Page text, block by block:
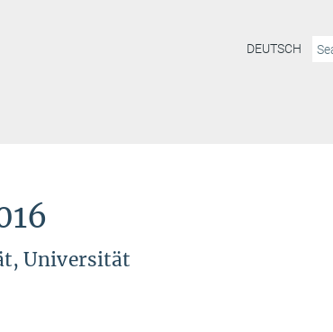
DEUTSCH
Universität